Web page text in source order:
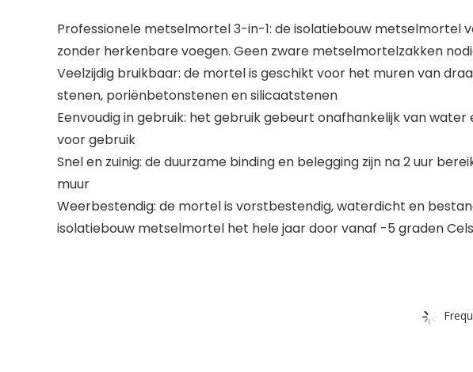
Professionele metselmortel 3-in-1: de isolatiebouw
zonder herkenbare voegen. Geen zware metselmortelzakken
Veelzijdig bruikbaar: de mortel is geschikt voor het muren van
stenen, poriënbetonstenen en silicaatstenen
Eenvoudig in gebruik: het gebruik gebeurt onafhankelijk van
voor gebruik
Snel en zuinig: de duurzame binding en belegging zijn na 2 uur
muur
Weerbestendig: de mortel is vorstbestendig, waterdicht en
isolatiebouw metselmortel het hele jaar door vanaf -5 graden